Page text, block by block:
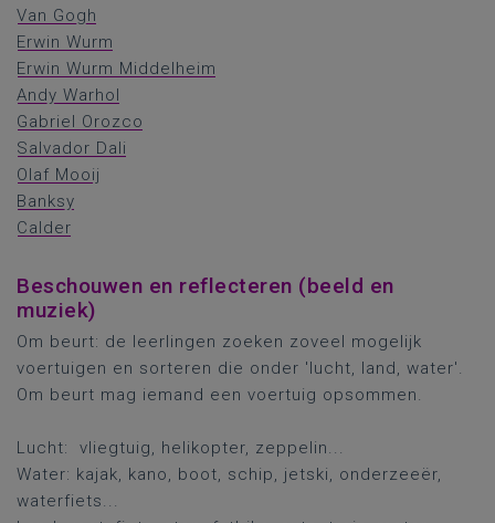
Van Gogh
Erwin Wurm
Erwin Wurm Middelheim
Andy Warhol
Gabriel Orozco
Salvador Dali
Olaf Mooij
Banksy
Calder
Beschouwen en reflecteren (beeld en
muziek)
Om beurt: de leerlingen zoeken zoveel mogelijk
voertuigen en sorteren die onder 'lucht, land, water'.
Om beurt mag iemand een voertuig opsommen.
Lucht: vliegtuig, helikopter, zeppelin...
Water: kajak, kano, boot, schip, jetski, onderzeeër,
waterfiets...